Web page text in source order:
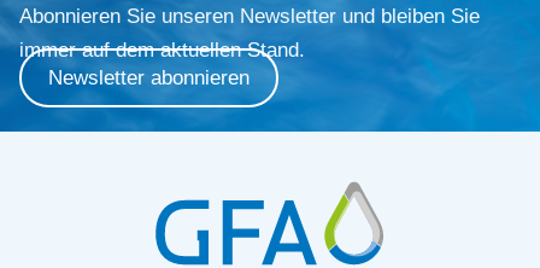
Abonnieren Sie unseren Newsletter und bleiben Sie
immer auf dem aktuellen Stand.
Newsletter abonnieren